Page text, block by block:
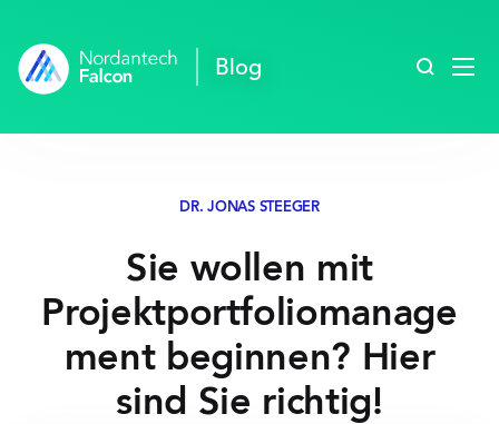
Blog Blog
Sie wollen mit
Projektportfoliomanage
ment beginnen? Hier
sind Sie richtig!
DR. JONAS STEEGER